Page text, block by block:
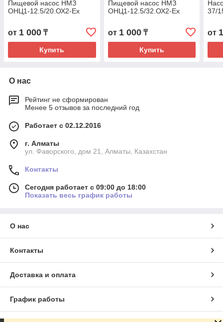
Пищевой насос НМЗ
ОНЦ1-12.5/20.ОХ2-Ех
от 1 000 ₸
Купить
Пищевой насос НМЗ
ОНЦ1-12.5/32.ОХ2-Ех
от 1 000₸
Купить
37/
от
О нас
Рейтинг не сформирован
Менее 5 отзывов за последний год
Работает с 02.12.2016
г. Алматы
ул. Фаворского, дом 21, Алматы, Казахстан
Контакты
Сегодня работает с 09:00 до 18:00
Показать весь график работы
О нас
Контакты
Доставка и оплата
График работы